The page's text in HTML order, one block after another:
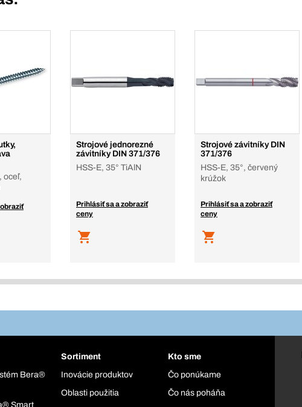
oceľ,
Strojové jednorezné
závitníky DIN 371/376
HSS-E, 35° TiAlN
Prihlásiť sa a zobraziť
ceny
Strojové závitníky DIN
371/376
HSS-E, 35°, červený
krúžok
Prihlásiť sa a zobraziť
ceny
Bera®
Smart
Sortiment
Inovácie produktov
Oblasti použitia
Kto sme
Čo ponúkame
Čo nás poháňa